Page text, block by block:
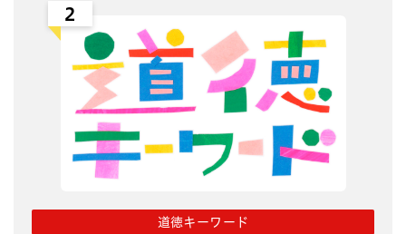
2
道徳キーワード